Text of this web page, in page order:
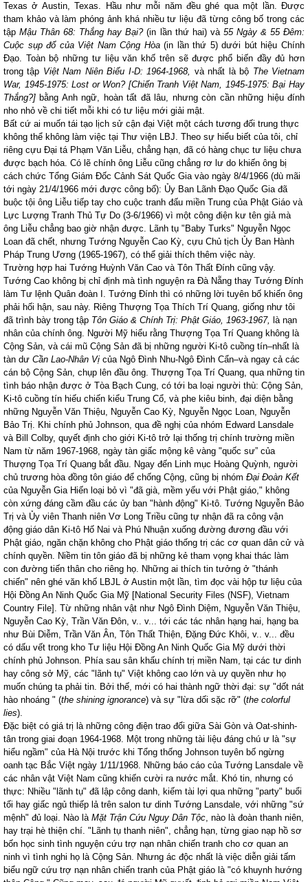
Texas ở Austin,Texas. Hầu như mỗi năm đều ghé qua một lần. Được
tham khảo và làm phóng ảnh khá nhiều tư liệu đã từng công bố trong các
tậpMậu Thân 68: Thắng hay Bại?(in lần thứ hai) và 55 Ngày & 55 Đêm:
Cuộc sụp đổ của Việt NamCộng Hòa(in lần thứ 5) dưới bút hiệu Chính
Đạo. Toàn bộ những tư liệu văn khố trên sẽ được phổ biến đầy đủ hơn
trong tập ViệtNam Niên Biểu I-D: 1964-1968, và nhất là bộ The Vietnam
War, 1945-1975: Lost or Won? [Chiến Tranh Việt Nam, 1945-1975: Bại Hay
Thắng?] bằng Anh ngữ, hoàn tất đã lâu, nhưng còn cần những hiệu đính
nho nhỏ về chi tiết mỗi khi có tư liệu mới giải mật.
Bất cứ ai muốn tái tạo lịch sử cận đại Việt một cách tương đối trung thực
không thể không làm việc tại Thư viện LBJ. Theo sự hiểu biết của tôi, chỉ
riêng cựu Đại tá Phạm Văn Liễu, chẳng hạn, đã có hàng chục tư liệu chưa
được bạch hóa. Có lẽ chính ông Liễu cũng chẳng rơ lư do khiến ông bị
cách chức Tổng Giám Đốc Cảnh Sát Quốc Gia vào ngày 8/4/1966 (dù mãi
tới ngày 21/4/1966 mới được công bố): Ủy Ban Lãnh Đạo Quốc Gia đã
buộc tội ông Liễu tiếp tay cho cuộc tranh đấu miền Trung của Phật Giáo và
Lực Lượng Tranh Thủ Tự Do (3-6/1966) vì một công điện kư tên giả mà
ông Liễu chẳng bao giờ nhận được. Lãnh tụ "Baby Turks" Nguyễn Ngọc
Loan đã chết, nhưng Tướng Nguyễn Cao Kỳ, cựu Chủ tịch Ủy Ban Hành
Pháp Trung Ương (1965-1967), có thể giải thích thêm việc này.
Trường hợp hai Tướng Huỳnh Văn Cao và Tôn Thất Đính cũng vậy.
Tướng Cao không bị chỉ định mà tình nguyện ra Đà Nẵng thay Tướng Đính
làm Tư lệnh Quân đoàn I. Tướng Đính thì có những lời tuyên bố khiến ông
phải hối hận, sau này. Riêng Thượng Tọa Thích Trí Quang, giống như tôi
đã trình bày trong tập Tôn Giáo & Chính Trị: Phật Giáo, 1963-1967, là nạn
nhân của chính ông. Người Mỹ hiểu rằng Thượng Tọa Trí Quang không là
Cộng Sản, và cái mũ Cộng Sản đã bị những người Ki-tô cuồng tín–nhất là
tàn dư Cần Lao-Nhân Vị của Ngô Đình Nhu-Ngô Đình Cẩn–và ngay cả các
cán bộ Cộng Sản, chụp lên đầu ông. Thượng Tọa Trí Quang, qua những tin
tình báo nhận được ở Tòa Bạch Cung, có tới ba loại người thù: Cộng Sản,
Ki-tô cuồng tín hiếu chiến kiểu Trung Cổ, và phe kiêu binh, đại diện bằng
những Nguyễn Văn Thiệu, Nguyễn Cao Kỳ, Nguyễn Ngọc Loan, Nguyễn
Bảo Trị. Khi chính phủ Johnson, qua đề nghị của nhóm Edward Lansdale
và Bill Colby, quyết định cho giới Ki-tô trở lại thống trị chính trường miền
Nam từ năm 1967-1968, ngày tàn giấc mộng kê vàng "quốc sư” của
Thượng Tọa Trí Quang bắt đầu. Ngay đến Linh mục Hoàng Quỳnh, người
chủ trương hòa đồng tôn giáo để chống Cộng, cũng bị nhóm Đại Đoàn Kết
của Nguyễn Gia Hiến loại bỏ vì "đã già, mềm yếu với Phật giáo," không
còn xứng đáng cầm đầu các ủy ban "hành động" Ki-tô. Tướng Nguyễn Bảo
Trị và Ủy viên Thanh niên Vơ Long Triều cũng tự nhận đã ra công vận
động giáo dân Ki-tô Hố Nai và Phú Nhuận xuống đường đương đầu với
Phật giáo, ngăn chặn không cho Phật giáo thống trị các cơ quan dân cử và
chính quyền. Niềm tin tôn giáo đã bị những kẻ tham vọng khai thác làm
con đường tiến thân cho riêng họ. Những ai thích tin tưởng ở "thánh
chiến" nên ghé văn khố LBJL ở Austin một lần, tìm đọc vài hộp tư liệu của
Hội Đồng An Ninh Quốc Gia Mỹ [National Security Files (NSF), Vietnam
Country File]. Từ những nhân vật như Ngô Đình Diệm, Nguyễn Văn Thiệu,
Nguyễn Cao Kỳ, Trần Văn Đôn, v.. v... tới các tác nhân hạng hai, hạng ba
như Bùi Diễm, Trần Văn Ân, Tôn Thất Thiện, Đặng Đức Khôi, v.. v... đều
có dấu vết trong kho Tư liệu Hội Đồng An Ninh Quốc Gia Mỹ dưới thời
chính phủ Johnson. Phía sau sân khấu chính trị miền Nam, tại các tư dinh
hay công sở Mỹ, các "lãnh tụ" Việt không cao lớn và uy quyền như họ
muốn chúng ta phải tin. Bởi thế, mới có hai thành ngữ thời đại: sự "dốt nát
hào nhoáng " (the shining ignorance) và sự "lừa dối sặc rỡ" (the colorful
lies).
Đặc biệt có giá trị là những công điện trao đổi giữa Sài Gòn và Oat-shinh-
tân trong giai đoạn 1964-1968. Một trong những tài liệu đáng chú ư là "sự
hiểu ngầm" của Hà Nội trước khi Tổng thống Johnson tuyên bố ngừng
oanh tạc Bắc Việt ngày 1/11/1968. Những báo cáo của Tướng Lansdale về
các nhân vật Việt Nam cũng khiến cười ra nước mắt. Khó tin, nhưng có
thực: Nhiều "lãnh tụ" đã lập công danh, kiếm tài lợi qua những "party" buổi
tối hay giấc ngủ thiếp lả trên salon tư dinh Tướng Lansdale, với những "sứ
mệnh" đủ loại. Nào là Mặt Trận Cứu Nguy Dân Tộc, nào là đoàn thanh niên,
hay trại hè thiện chí. "Lãnh tụ thanh niên", chẳng hạn, từng giao nạp hồ sơ
bốn học sinh tình nguyện cứu trợ nạn nhân chiến tranh cho cơ quan an
ninh vì tình nghi họ là Cộng Sản. Nhưng ác độc nhất là việc diễn giải tấm
biểu ngữ cứu trợ nạn nhân chiến tranh của Phật giáo là "có khuynh hướng